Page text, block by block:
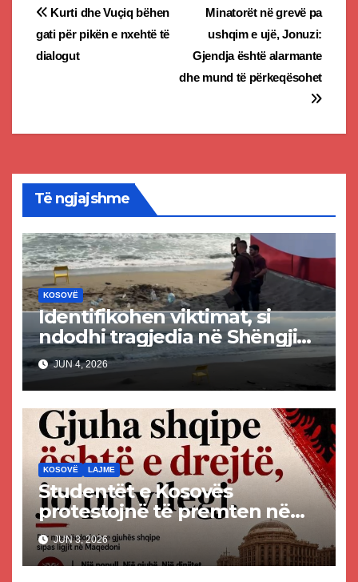
Post
navigation
Minatorët në grevë pa
ushqim e ujë, Jonuzi:
Gjendja është alarmante
dhe mund të përkeqësohet
Kurti dhe Vuçiq bëhen
gati për pikën e nxehtë të
dialogut
Të ngjajshme
KOSOVË
Identifikohen viktimat, si
ndodhi tragjedia në Shëngjin
ku mbetën të vdekur dy të
rinj kosovarë
JUN 4, 2026
KOSOVË LAJME
Studentët e Kosovës
protestojnë të premten në
mbështetje të gjuhës shqipe
në Maqedoninë e Veriut
JUN 3, 2026